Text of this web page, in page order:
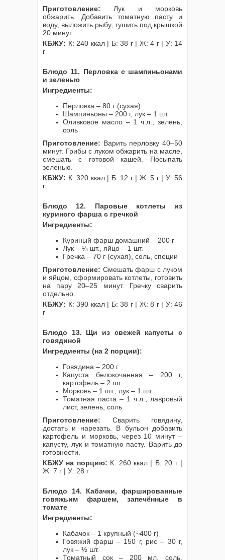
Приготовление: Лук и морковь
обжарить. Добавить томатную пасту и
воду, выложить рыбу, тушить под крышкой
20 минут.
КБЖУ: К: 240 ккал | Б: 38 г | Ж: 4 г | У: 14
г
Блюдо 11. Перловка с шампиньонами
и зеленью
Ингредиенты:
Перловка – 80 г (сухая)
Шампиньоны – 200 г, лук – 1 шт.
Оливковое масло – 1 ч.л., зелень,
соль
Приготовление: Варить перловку 40–50
минут. Грибы с луком обжарить на масле,
смешать с готовой кашей. Посыпать
зеленью.
КБЖУ: К: 320 ккал | Б: 12 г | Ж: 5 г | У: 56
г
Блюдо 12. Паровые котлеты из
куриного фарша с гречкой
Ингредиенты:
Куриный фарш домашний – 200 г
Лук – ¼ шт., яйцо – 1 шт.
Гречка – 70 г (сухая), соль, специи
Приготовление: Смешать фарш с луком
и яйцом, сформировать котлеты, готовить
на пару 20–25 минут. Гречку сварить
отдельно.
КБЖУ: К: 390 ккал | Б: 38 г | Ж: 8 г | У: 46
г
Блюдо 13. Щи из свежей капусты с
говядиной
Ингредиенты (на 2 порции):
Говядина – 200 г
Капуста белокочанная – 200 г,
картофель – 2 шт.
Морковь – 1 шт., лук – 1 шт.
Томатная паста – 1 ч.л., лавровый
лист, зелень, соль
Приготовление: Сварить говядину,
достать и нарезать. В бульон добавить
картофель и морковь, через 10 минут –
капусту, лук и томатную пасту. Варить до
готовности.
КБЖУ на порцию: К: 260 ккал | Б: 20 г |
Ж: 7 г | У: 28 г
Блюдо 14. Кабачки, фаршированные
говяжьим фаршем, запечённые в
томате
Ингредиенты:
Кабачок – 1 крупный (~400 г)
Говяжий фарш – 150 г, рис – 30 г,
лук – ½ шт.
Томатный сок – 200 мл, соль,